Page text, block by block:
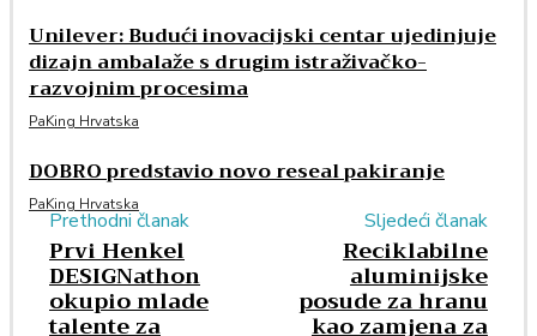
Unilever: Budući inovacijski centar ujedinjuje
dizajn ambalaže s drugim istraživačko-
razvojnim procesima
PaKing Hrvatska
DOBRO predstavio novo reseal pakiranje
PaKing Hrvatska
Prethodni članak
Prvi Henkel
DESIGNathon
okupio mlade
talente za
Sljedeći članak
Reciklabilne
aluminijske
posude za hranu
kao zamjena za